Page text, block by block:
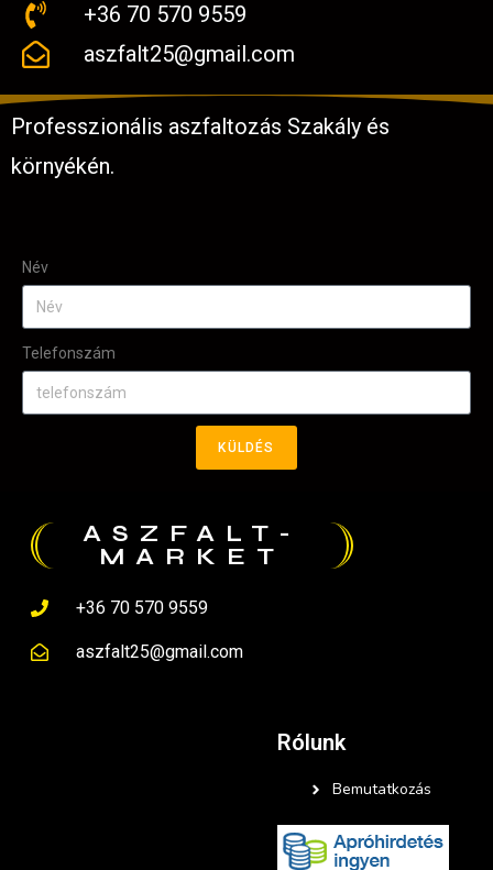
+36 70 570 9559
aszfalt25@gmail.com
Professzionális aszfaltozás Szakály és
környékén.
Név
Telefonszám
KÜLDÉS
ASZFALT-
MARKET
+36 70 570 9559
aszfalt25@gmail.com
Rólunk
Bemutatkozás